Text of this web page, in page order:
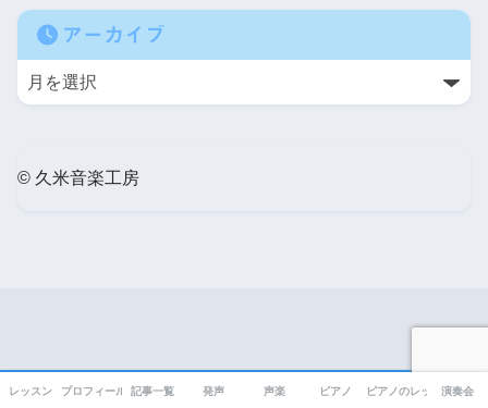
アーカイブ
© 久米音楽工房
レッスン プロフィール 記事一覧 発声 声楽 ピアノ ピアノのレッスン風景
演奏会